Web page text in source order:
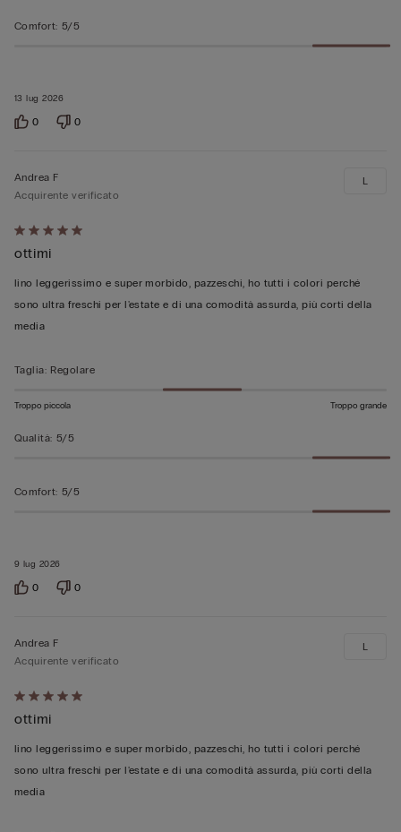
13 lug 2026
Comfort: 5/5
0 0
Valutato
5
su
5
9 lug 2026
Andrea F
Acquirente verificato
ottimi
lino leggerissimo e super morbido, pazzeschi, ho tutti i colori perché
sono ultra freschi per l'estate e di una comodità assurda, più corti della
media
L
Taglia: Regolare
Troppo piccola Troppo grande
Qualità: 5/5
Comfort: 5/5
0 0
Valutato
5
su
5
Andrea F
Acquirente verificato
ottimi
lino leggerissimo e super morbido, pazzeschi, ho tutti i colori perché
sono ultra freschi per l'estate e di una comodità assurda, più corti della
media
L